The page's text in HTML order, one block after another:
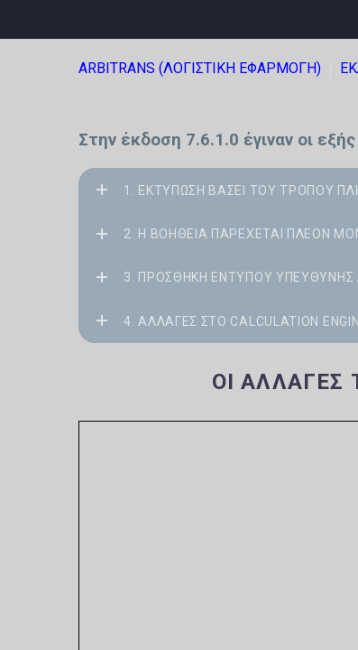
ARBITRANS (ΛΟΓΙΣΤΙΚΗ ΕΦΑΡΜΟΓΗ)
Στην έκδοση 7.6.1.0 έγιναν οι
1. ΕΚΤΎΠΩΣΗ ΒΆΣΕΙ ΤΟΥ ΤΡΌΠΟΥ
2. Η ΒΟΉΘΕΙΑ ΠΑΡΈΧΕΤΑΙ ΠΛΈΟΝ
3. ΠΡΟΣΘΉΚΗ ΕΝΤΎΠΟΥ ΥΠΕΎΘΥΝΗΣ
4. ΑΛΛΑΓΈΣ ΣΤΟ CALCULATION
ΟΙ ΑΛΛΑΓΈΣ